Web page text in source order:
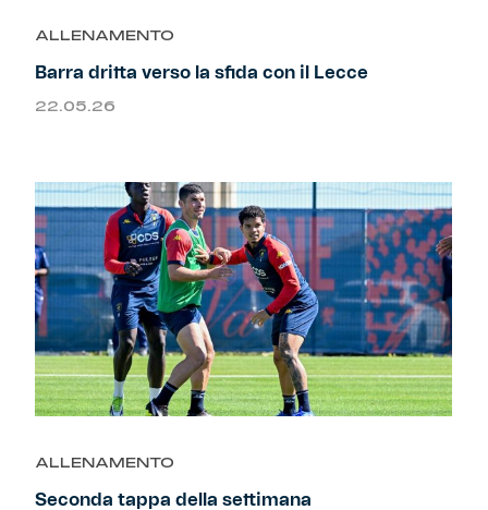
Robe di Kappa x Genoa
Red&Blue Voices
Kids
Accessori
Party
Outlet
ALLENAMENTO
Barra dritta verso la sfida con il Lecce
22.05.26
ALLENAMENTO
Seconda tappa della settimana